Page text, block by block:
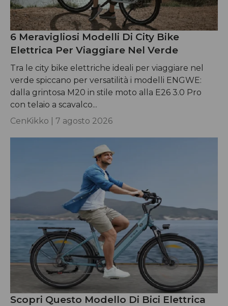
6 Meravigliosi Modelli Di City Bike
Elettrica Per Viaggiare Nel Verde
Tra le city bike elettriche ideali per viaggiare nel
verde spiccano per versatilità i modelli ENGWE:
dalla grintosa M20 in stile moto alla E26 3.0 Pro
con telaio a scavalco...
CenKikko | 7 agosto 2026
Scopri Questo Modello Di Bici Elettrica